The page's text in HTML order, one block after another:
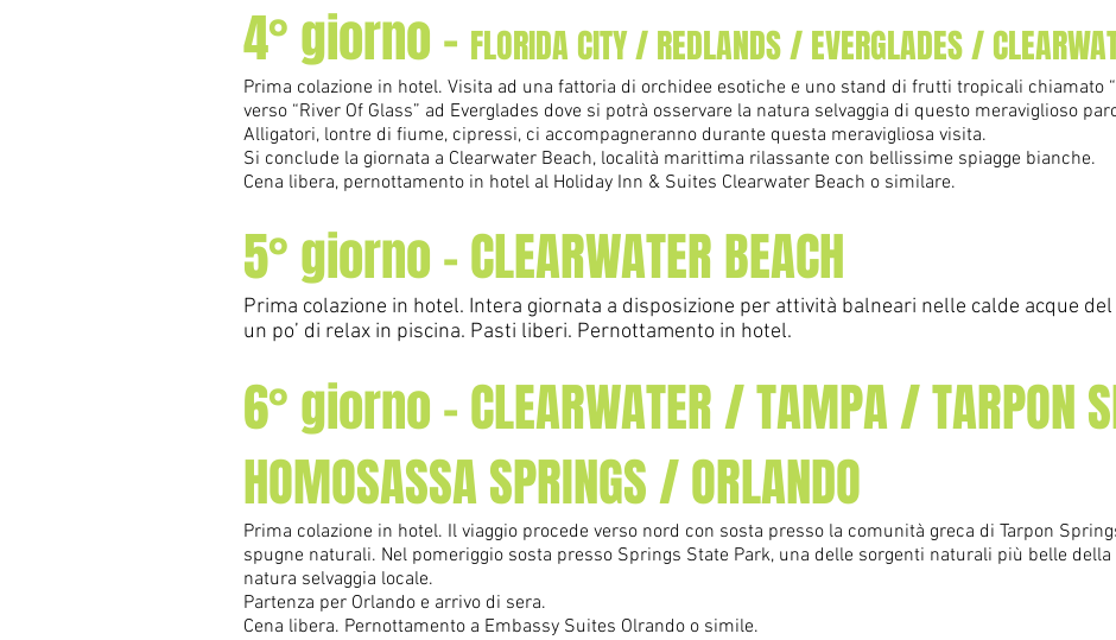
4° giorno - FLORIDA CITY / REDLANDS / EVERGLADES /
Prima colazione in hotel. Visita ad una fattoria di orchidee esotiche e uno stand di frutti tropicali chiamato
verso “River Of Glass” ad Everglades dove si potrà osservare la natura selvaggia di questo meraviglioso
Alligatori, lontre di fiume, cipressi, ci accompagneranno durante questa meravigliosa visita.
Si conclude la giornata a Clearwater Beach, località marittima rilassante con bellissime spiagge bianche.
Cena libera, pernottamento in hotel al Holiday Inn & Suites Clearwater Beach o similare.
5° giorno - CLEARWATER BEACH
Prima colazione in hotel. Intera giornata a disposizione per attività balneari nelle calde acque
un po’ di relax in piscina. Pasti liberi. Pernottamento in hotel.
6° giorno - CLEARWATER / TAMPA / TARPON
HOMOSASSA SPRINGS / ORLANDO
Prima colazione in hotel. Il viaggio procede verso nord con sosta presso la comunità greca di Tarpon
spugne naturali. Nel pomeriggio sosta presso Springs State Park, una delle sorgenti naturali più belle
natura selvaggia locale.
Partenza per Orlando e arrivo di sera.
Cena libera. Pernottamento a Embassy Suites Olrando o simile.